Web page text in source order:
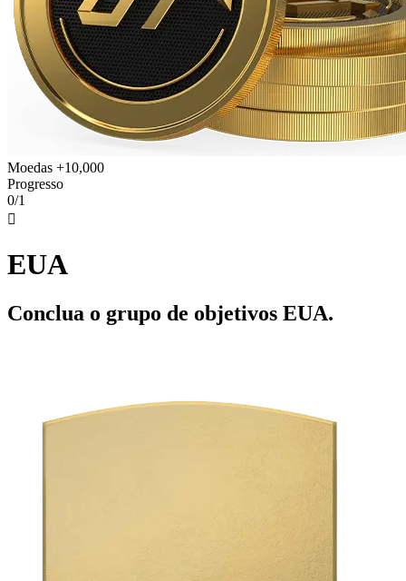
Moedas +10,000
Progresso
0/1

EUA
Conclua o grupo de objetivos EUA.